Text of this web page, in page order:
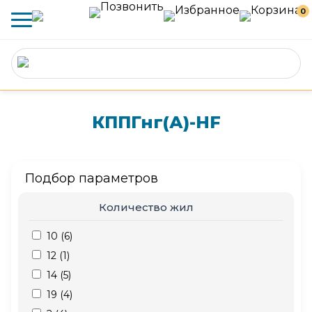
0
КППГнг(А)-HF
Подбор параметров
Количество жил
10 (6)
12 (1)
14 (5)
19 (4)